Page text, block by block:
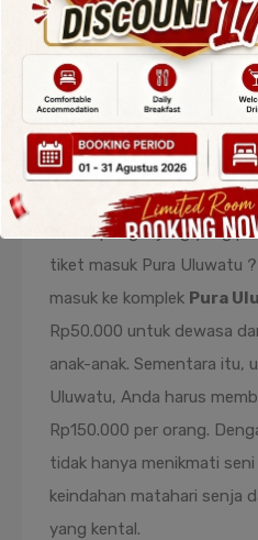
Harga
Pura dan
Untuk pengunjung yang
tiket masuk Pura Uluwatu
masuk ke komplek Pura
Rp50.000 untuk dewasa
anak-anak. Sementara itu,
Uluwatu, Anda harus
Rp150.000 per orang.
tidak hanya menikmati
keindahan matahari senja
yang kental.